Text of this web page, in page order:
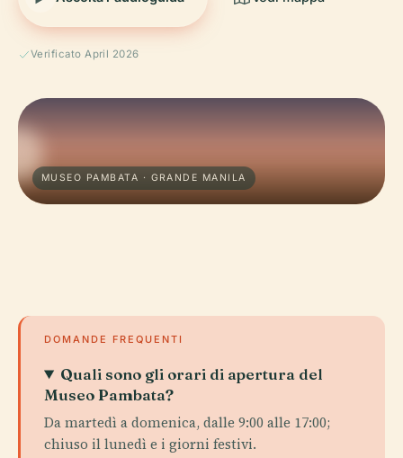
Verificato April 2026
MUSEO PAMBATA · GRANDE MANILA
DOMANDE FREQUENTI
Quali sono gli orari di apertura del
Museo Pambata?
Da martedì a domenica, dalle 9:00 alle 17:00;
chiuso il lunedì e i giorni festivi.